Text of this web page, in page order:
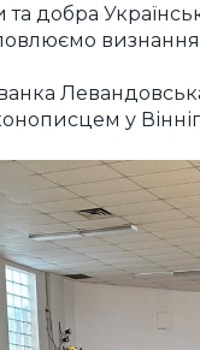
та добра
визнання
у